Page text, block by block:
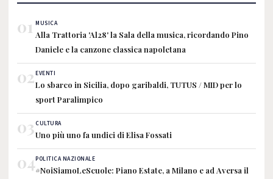
01 MUSICA
Alla Trattoria 'Al28' la Sala della musica, ricordando Pino
Daniele e la canzone classica napoletana
02EVENTI
Lo sbarco in Sicilia, dopo garibaldi, TUTUS / MID per lo
sport Paralimpico
03CULTURA
Uno più uno fa undici di Elisa Fossati
04POLITICA NAZIONALE
#NoiSiamoLeScuole: Piano Estate, a Milano e ad Aversa il